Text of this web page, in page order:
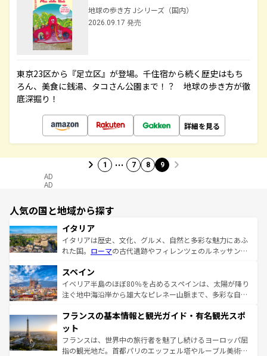
地球の歩き方 Jシリーズ（国内）
2026.09.17 発売
東京23区から『足立区』が登場。千住宿から続く歴史はもち
ろん、美食に銭湯、タコさん公園まで！？ 地球の歩き方が徹
底深掘り！
詳細を見る
1 … 7 8 9
AD
AD
人気の国と地域から探す
イタリア
イタリアは歴史、文化、グルメ、自然と多彩な魅力にあふ
れた国。 ローマの古代遺跡やフィレンツェのルネッサンス
ろん、トスカーナの美しい田園風景やアマルフィ海岸の絶
景など、自然景観も見逃せない。観光の合間には、本場の
ピザやパスタなど、絶品のイタリア料理を堪能することも
ませてくれるイタリアで、忘れられない旅をしてみよう！
なお、新着のイタリア情報は
しい。
スペイン
イベリア半島のほぼ80％を占めるスペインは、太陽が降り
注ぐ地中海沿岸から雄大なピレネー山脈まで、多彩な自然
文化が根付くこの国では、情熱的なフラメンコ、熱気あふ
れる闘牛、そして美味しいタパスが生活の一部となってい
る。首都マドリードの洗練された雰囲気や、バルセロナの
アートに溢れた街角から、地方では古代ローマ遺跡や中世
フランスの基本情報と観光ガイド・有名観光スポ
ット
フランスは、世界中の旅行者を魅了し続けるヨーロッパ屈
指の観光地だ。首都パリのエッフェル塔やルーブル美術館